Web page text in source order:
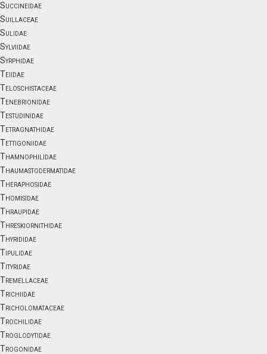
Succineidae
Suillaceae
Sulidae
Sylviidae
Syrphidae
Teiidae
Teloschistaceae
Tenebrionidae
Testudinidae
Tetragnathidae
Tettigoniidae
Thamnophilidae
Thaumastodermatidae
Theraphosidae
Thomisidae
Thraupidae
Threskiornithidae
Thyrididae
Tipulidae
Tityridae
Tremellaceae
Trichiidae
Tricholomataceae
Trochilidae
Troglodytidae
Trogonidae